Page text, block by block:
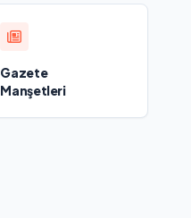
Gazete
Manşetleri